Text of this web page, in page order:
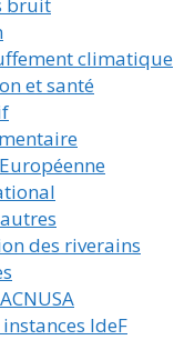
bruit
climatique
et santé
autres
des riverains
IdeF